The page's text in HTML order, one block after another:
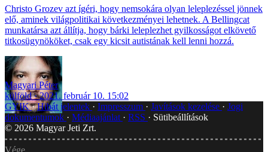
Christo Grozev azt ígéri, hogy nemsokára olyan leleplezéssel jönnek
elő, aminek világpolitikai következményei lehetnek. A Bellingcat
munkatársa azt állítja, hogy bárki leleplezhet gyilkosságot elkövető
titkosügynököket, csak egy kicsit autistának kell lenni hozzá.
Magyari Péter
külföld
2021. február 10. 15:02
GYIK Hibát jelentek Impresszum Javítások kezelése
Jogi
dokumentumok
Médiaajánlat RSS
Sütibeállítások
© 2026 Magyar Jeti Zrt.
Vége